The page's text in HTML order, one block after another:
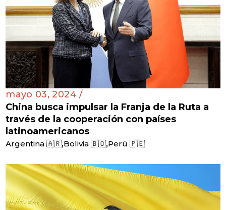
mayo 03, 2024 /
China busca impulsar la Franja de la Ruta a
través de la cooperación con países
latinoamericanos
Argentina 🇦🇷,Bolivia 🇧🇴,Perú 🇵🇪